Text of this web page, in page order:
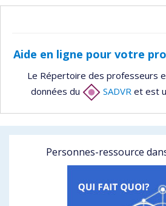
Aide en ligne pour votre
Le Répertoire des professeurs
données du
SADVR et est
Personnes-ressource